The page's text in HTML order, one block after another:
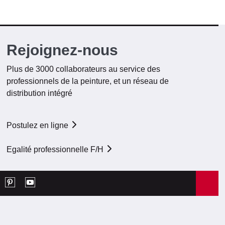
Rejoignez-nous
Plus de 3000 collaborateurs au service des
professionnels de la peinture, et un réseau de
distribution intégré
Postulez en ligne
Egalité professionnelle F/H